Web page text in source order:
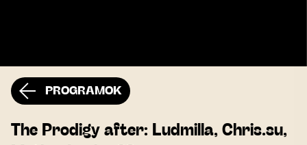
PROGRAMOK
The Prodigy after: Ludmilla, Chris.su,